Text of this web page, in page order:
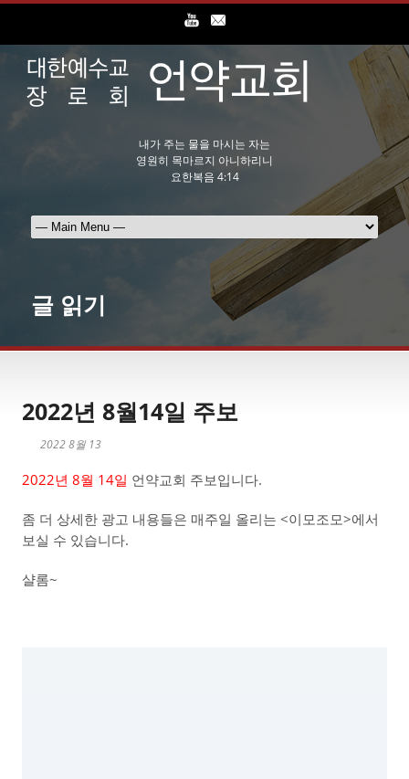
내가 주는 물을 마시는 자는
영원히 목마르지 아니하리니
요한복음 4:14
글 읽기
2022년 8월14일 주보
2022 8월 13
2022년 8월 14일 언약교회 주보입니다.
좀 더 상세한 광고 내용들은 매주일 올리는 <이모조모>에서
보실 수 있습니다.
샬롬~